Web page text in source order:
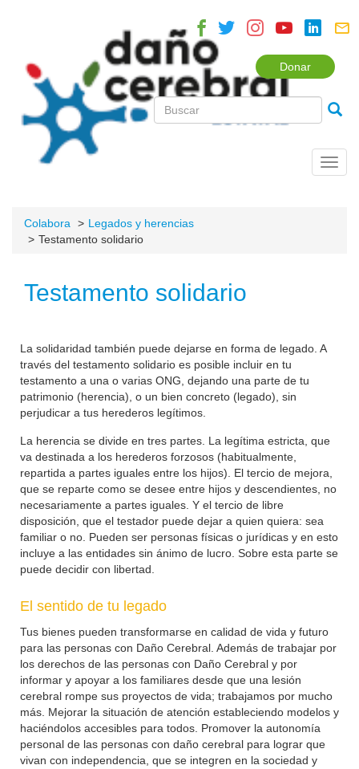
Donar
Colabora
Legados y herencias
Testamento solidario
Testamento solidario
La solidaridad también puede dejarse en forma de legado. A
través del testamento solidario es posible incluir en tu
testamento a una o varias ONG, dejando una parte de tu
patrimonio (herencia), o un bien concreto (legado), sin
perjudicar a tus herederos legítimos.
La herencia se divide en tres partes. La legítima estricta, que
va destinada a los herederos forzosos (habitualmente,
repartida a partes iguales entre los hijos). El tercio de mejora,
que se reparte como se desee entre hijos y descendientes, no
necesariamente a partes iguales. Y el tercio de libre
disposición, que el testador puede dejar a quien quiera: sea
familiar o no. Pueden ser personas físicas o jurídicas y en esto
incluye a las entidades sin ánimo de lucro. Sobre esta parte se
puede decidir con libertad.
El sentido de tu legado
Tus bienes pueden transformarse en calidad de vida y futuro
para las personas con Daño Cerebral. Además de trabajar por
los derechos de las personas con Daño Cerebral y por
informar y apoyar a los familiares desde que una lesión
cerebral rompe sus proyectos de vida; trabajamos por mucho
más. Mejorar la situación de atención estableciendo modelos y
haciéndolos accesibles para todos. Promover la autonomía
personal de las personas con daño cerebral para lograr que
vivan con independencia, que se integren en la sociedad y